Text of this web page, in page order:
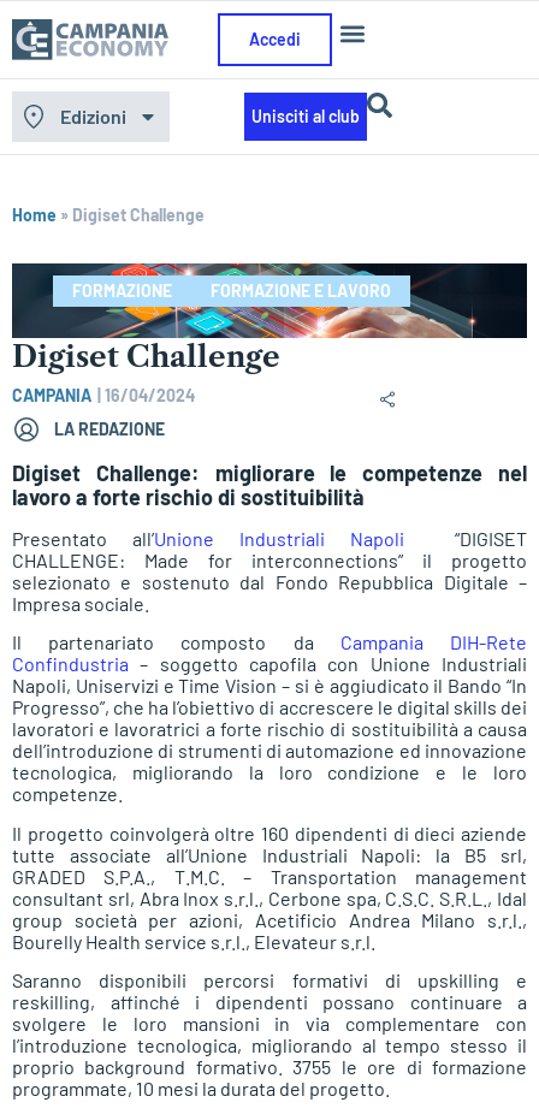
Accedi
Edizioni Unisciti al club
Home » Digiset Challenge
FORMAZIONE FORMAZIONE E LAVORO
Digiset Challenge
CAMPANIA
16/04/2024
LA REDAZIONE
Digiset Challenge: migliorare le competenze nel
lavoro a forte rischio di sostituibilità
Presentato all’Unione Industriali Napoli “DIGISET
CHALLENGE: Made for interconnections” il progetto
selezionato e sostenuto dal Fondo Repubblica Digitale –
Impresa sociale.
Il partenariato composto da Campania DIH-Rete
Confindustria – soggetto capofila con Unione Industriali
Napoli, Uniservizi e Time Vision – si è aggiudicato il Bando “In
Progresso”, che ha l’obiettivo di accrescere le digital skills dei
lavoratori e lavoratrici a forte rischio di sostituibilità a causa
dell’introduzione di strumenti di automazione ed innovazione
tecnologica, migliorando la loro condizione e le loro
competenze.
Il progetto coinvolgerà oltre 160 dipendenti di dieci aziende
tutte associate all’Unione Industriali Napoli: la B5 srl,
GRADED S.P.A., T.M.C. – Transportation management
consultant srl, Abra Inox s.r.l., Cerbone spa, C.S.C. S.R.L., Idal
group società per azioni, Acetificio Andrea Milano s.r.l.,
Bourelly Health service s.r.l., Elevateur s.r.l.
Saranno disponibili percorsi formativi di upskilling e
reskilling, affinché i dipendenti possano continuare a
svolgere le loro mansioni in via complementare con
l’introduzione tecnologica, migliorando al tempo stesso il
proprio background formativo. 3755 le ore di formazione
programmate, 10 mesi la durata del progetto.